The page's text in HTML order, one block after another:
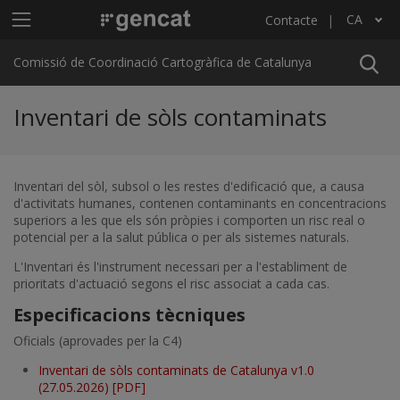
Menú principal C4 Contacte CA
Llista les accions addicionals
Comissió de Coordinació Cartogràfica de Catalunya
Inventari de sòls contaminats
Inventari del sòl, subsol o les restes d'edificació que, a causa
d'activitats humanes, contenen contaminants en concentracions
superiors a les que els són pròpies i comporten un risc real o
potencial per a la salut pública o per als sistemes naturals.
L'Inventari és l'instrument necessari per a l'establiment de
prioritats d'actuació segons el risc associat a cada cas.
Especificacions tècniques
Oficials (aprovades per la C4)
Inventari de sòls contaminats de Catalunya v1.0
(27.05.2026) [PDF]